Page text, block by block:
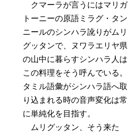
クマーラが言うにはマリガ
トーニーの原語ミラグ・タン
ニールのシンハラ訛りがムリ
グッタンで、ヌワラエリヤ県
の山中に暮らすシンハラ人は
この料理をそう呼んでいる。
タミル語彙がシンハラ語へ取
り込まれる時の音声変化は常
に単純化を目指す。
ムリグッタン、そう来た